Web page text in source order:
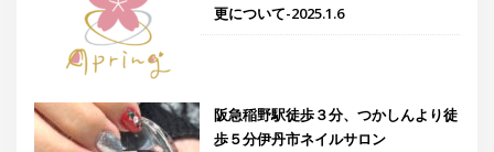
更について-2025.1.6
阪急稲野駅徒歩３分、つかしんより徒
歩５分伊丹市ネイルサロン